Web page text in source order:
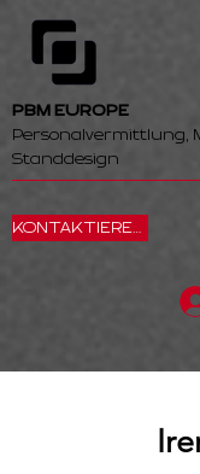
PBM EUROPE
Personalvermittlung,
Standdesign
KONTAKTIEREN SIE UNS